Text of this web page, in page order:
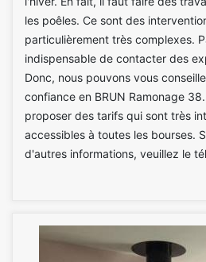
les poêles. Ce sont des
particulièrement très complexes.
indispensable de contacter des
Donc, nous pouvons vous
confiance en BRUN Ramonage
proposer des tarifs qui sont très
accessibles à toutes les bourses.
d'autres informations, veuillez le